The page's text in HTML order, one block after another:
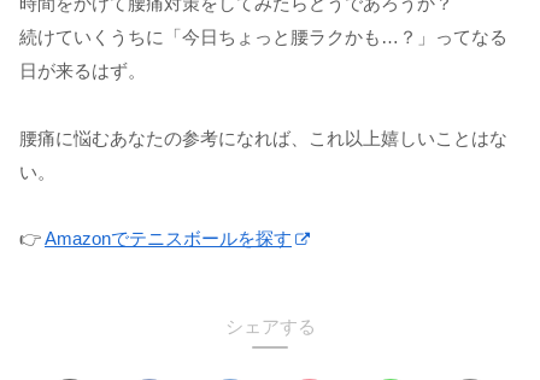
続けていくうちに「今日ちょっと腰ラクかも…？」ってなる
日が来るはず。
腰痛に悩むあなたの参考になれば、これ以上嬉しいことはな
い。
👉Amazonでテニスボールを探す
シェアする